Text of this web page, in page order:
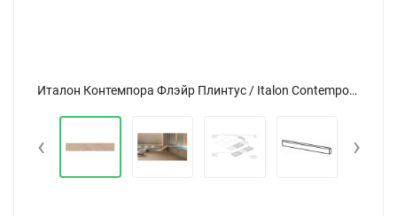
Италон Контемпора Флэйр Плинтус / Italon Contempora Flare Battiscopa 7,2x60
‹ ›